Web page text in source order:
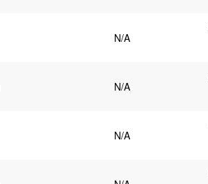
N/A
N/A
N/A